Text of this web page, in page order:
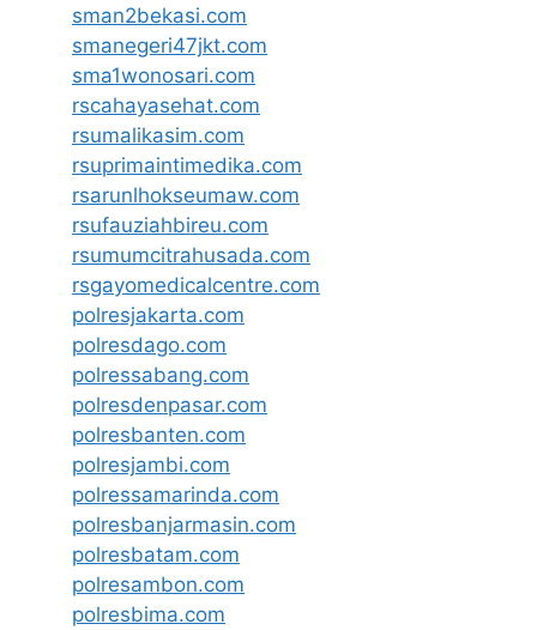
sman2bekasi.com
smanegeri47jkt.com
sma1wonosari.com
rscahayasehat.com
rsumalikasim.com
rsuprimaintimedika.com
rsarunlhokseumaw.com
rsufauziahbireu.com
rsumumcitrahusada.com
rsgayomedicalcentre.com
polresjakarta.com
polresdago.com
polressabang.com
polresdenpasar.com
polresbanten.com
polresjambi.com
polressamarinda.com
polresbanjarmasin.com
polresbatam.com
polresambon.com
polresbima.com